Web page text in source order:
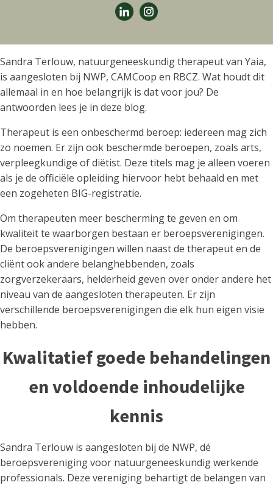
Sandra Terlouw, natuurgeneeskundig therapeut van Yaia,
is aangesloten bij NWP, CAMCoop en RBCZ. Wat houdt dit
allemaal in en hoe belangrijk is dat voor jou? De
antwoorden lees je in deze blog.
Therapeut is een onbeschermd beroep: iedereen mag zich
zo noemen. Er zijn ook beschermde beroepen, zoals arts,
verpleegkundige of diëtist. Deze titels mag je alleen voeren
als je de officiële opleiding hiervoor hebt behaald en met
een zogeheten BIG-registratie.
Om therapeuten meer bescherming te geven en om
kwaliteit te waarborgen bestaan er beroepsverenigingen.
De beroepsverenigingen willen naast de therapeut en de
cliënt ook andere belanghebbenden, zoals
zorgverzekeraars, helderheid geven over onder andere het
niveau van de aangesloten therapeuten. Er zijn
verschillende beroepsverenigingen die elk hun eigen visie
hebben.
Kwalitatief goede behandelingen
en voldoende inhoudelijke
kennis
Sandra Terlouw is aangesloten bij de NWP, dé
beroepsvereniging voor natuurgeneeskundig werkende
professionals. Deze vereniging behartigt de belangen van